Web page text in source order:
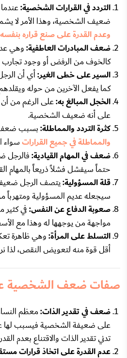
التردد في القرارات الشخصية:
ضعيف الشخصية، وهذا الأمر لا
وعدم القدرة على صنع قراره بنفسه
ضعف المبادرات العاطفية:وهي
كالخوف من الرفض أو وجود
السير على خطى الغير:أي أن
كما يفعل الآخرين من حوله
الخجل المبالغ به:على الرغم من
على أنه ضعيف الشخصية.
كثرة التردد والمماطلة:بسبب ضعف
والمماطلة في جميع القراراتسواء
ضعف في المهام القيادية:فالرجل
حتماً سيفشل فشلاً ذريعاً بالمهام
قلة المسؤولية:يتصف الرجل ضعيف
سيجعله عديم المسؤولية ومتهرباً من
صعوبة الدفاع عن النفس:في
مواجهة من يوجهها له وهذا مع
التسلط على المرأة:وهي ظاهرة
أقل قوة منه لتعويض النقص، لذا
صفات ضعف الشخصية
ضعف في تقدير الذات:معظم
على ضعيفة الشخصية فيسبب لها
تدني تقدير الذات والاقتناع بعدم
عدم القدرة على اتخاذ قرارات